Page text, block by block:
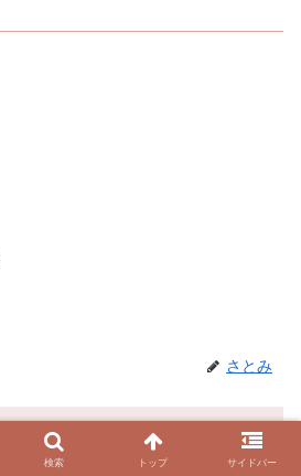
さとみ
検索 トップ サイドバー